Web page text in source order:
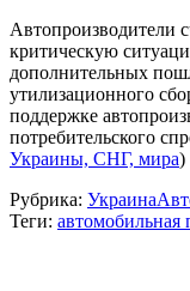
Автопроизводители
критическую
дополнительных
утилизационного
поддержке
потребительского
Украины, СНГ, мира)
Рубрика: Украина
Теги: